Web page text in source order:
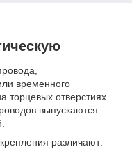
временного
торцевых отверстиях
выпускаются
различают: